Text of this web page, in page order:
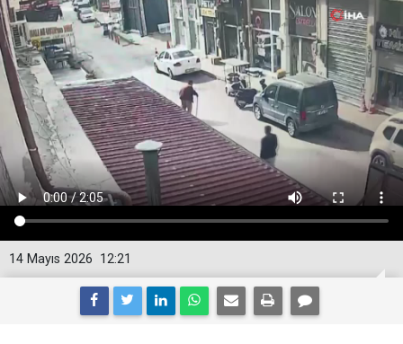
12:21
14 Mayıs 2026